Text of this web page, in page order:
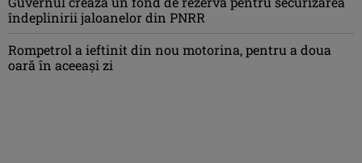
îndeplinirii jaloanelor din PNRR
Rompetrol a ieftinit din nou motorina, pentru a doua
oară în aceeași zi